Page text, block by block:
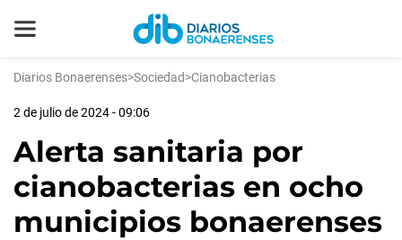
Diarios Bonaerenses>Sociedad>Cianobacterias
2 de julio de 2024 - 09:06
Alerta sanitaria por
cianobacterias en ocho
municipios bonaerenses